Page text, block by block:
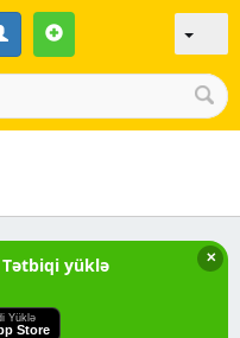
✕
Tətbiqi yüklə
Yüklə
Store